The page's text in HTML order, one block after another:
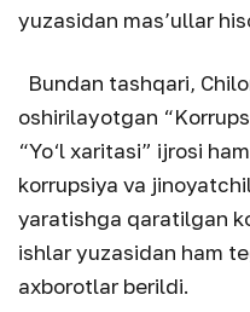
yuzasidan mas’ullar
Bundan tashqari,
oshirilayotgan
“Yo‘l xaritasi” ijrosi
korrupsiya va
yaratishga qaratilgan
ishlar yuzasidan ham
axborotlar berildi.